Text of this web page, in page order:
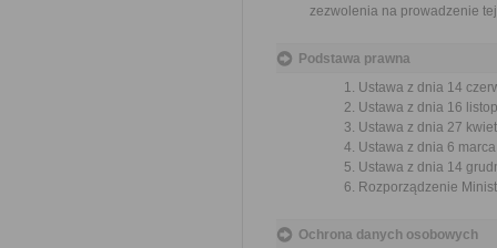
zezwolenia na prowadzenie
Podstawa prawna
Ustawa z dnia 14
Ustawa z dnia 16
Ustawa z dnia 27
Ustawa z dnia 6
Ustawa z dnia 14
Rozporządzenie
Ochrona danych osobowych